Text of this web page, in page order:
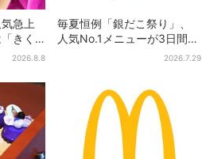
急上
きく
ット、
2026.8.8
毎夏恒例「銀だこ祭り」、
人気No.1メニューが3日間だ
2026.7.29